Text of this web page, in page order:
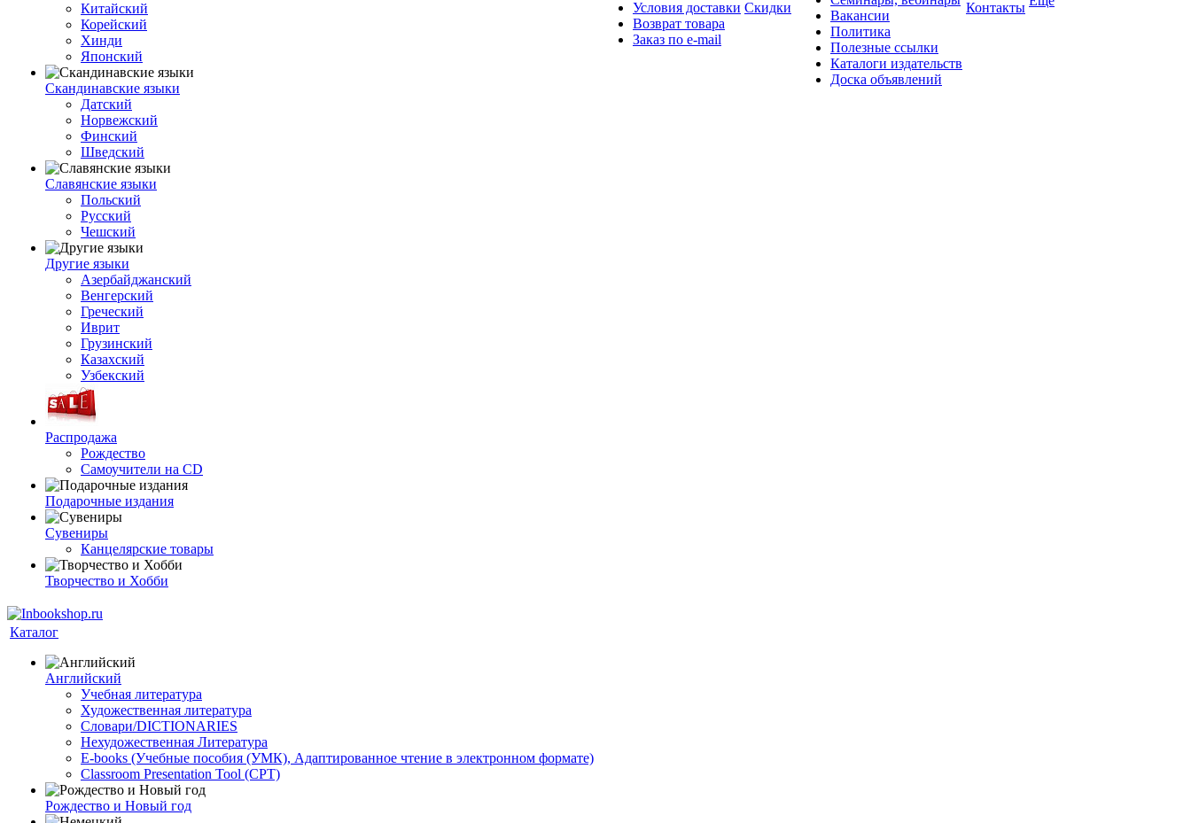
Китайский
Корейский
Хинди
Японский
Скандинавские языки
Датский
Норвежский
Финский
Шведский
Славянские языки
Польский
Русский
Чешский
Другие языки
Азербайджанский
Венгерский
Греческий
Иврит
Грузинский
Казахский
Узбекский
Распродажа
Рождество
Самоучители на CD
Подарочные издания
Сувениры
Канцелярские товары
Творчество и Хобби
Условия доставки
Возврат товара
Заказ по e-mail
Скидки
Вакансии
Политика
Полезные ссылки
Каталоги издательств
Доска объявлений
Контакты
Каталог
Английский
Учебная литература
Художественная литература
Словари/DICTIONARIES
Нехудожественная Литература
E-books (Учебные пособия (УМК), Адаптированное чтение в электронном формате)
Classroom Presentation Tool (CPT)
Рождество и Новый год